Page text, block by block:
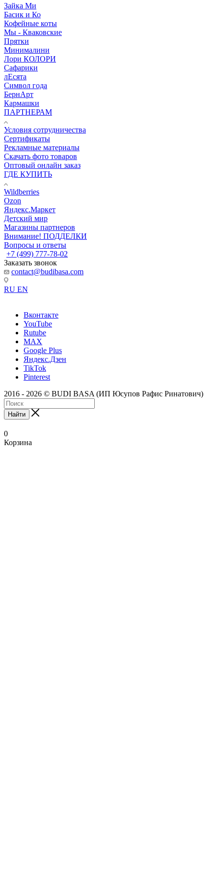
Зайка Ми
Басик и Ко
Кофейные коты
Мы - Кваковские
Прятки
Минималини
Лори КОЛОРИ
Сафарики
лЕсята
Символ года
БернАрт
Кармашки
ПАРТНЕРАМ
Условия сотрудничества
Сертификаты
Рекламные материалы
Скачать фото товаров
Оптовый онлайн заказ
ГДЕ КУПИТЬ
Wildberries
Ozon
Яндекс.Маркет
Детский мир
Магазины партнеров
Внимание! ПОДДЕЛКИ
Вопросы и ответы
+7 (499) 777-78-02
Заказать звонок
contact@budibasa.com
RU EN
Вконтакте
YouTube
Rutube
MAX
Google Plus
Яндекс.Дзен
TikTok
Pinterest
2016 - 2026 © BUDI BASA (ИП Юсупов Рафис Ринатович)
Найти
0
Корзина